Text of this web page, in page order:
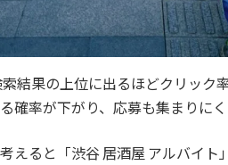
結果の上位に出るほどクリック
確率が下がり、応募も集まりにく
えると「渋谷 居酒屋 アルバイ